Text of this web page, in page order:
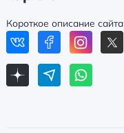
Короткое описание